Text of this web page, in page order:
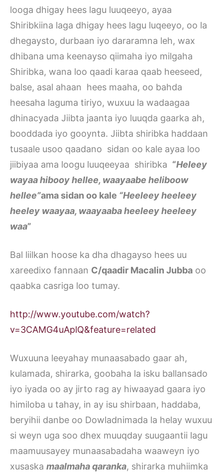
looga dhigay hees lagu luuqeeyo, ayaa
Shiribkiina laga dhigay hees lagu luqeeyo, oo la
dhegaysto, durbaan iyo dararamna leh, wax
dhibana uma keenayso qiimaha iyo milgaha
Shiribka, wana loo qaadi karaa qaab heeseed,
balse, asal ahaan hees maaha, oo bahda
heesaha laguma tiriyo, wuxuu la wadaagaa
dhinacyada Jiibta jaanta iyo luuqda gaarka ah,
booddada iyo gooynta. Jiibta shiribka haddaan
tusaale usoo qaadano sidan oo kale ayaa loo
jiibiyaa ama loogu luuqeeyaa shiribka “Heleey
wayaa hibooy hellee, waayaabe heliboow
hellee”ama sidan oo kale “Heeleey heeleey
heeley waayaa, waayaaba heeleey heeleey
waa”
Bal liilkan hoose ka dha dhagayso hees uu
xareedixo fannaan C/qaadir Macalin Jubba oo
qaabka casriga loo tumay.
http://www.youtube.com/watch?
v=3CAMG4uAplQ&feature=related
Wuxuuna leeyahay munaasabado gaar ah,
kulamada, shirarka, goobaha la isku ballansado
iyo iyada oo ay jirto rag ay hiwaayad gaara iyo
himiloba u tahay, in ay isu shirbaan, haddaba,
beryihii danbe oo Dowladnimada la helay wuxuu
si weyn uga soo dhex muuqday suugaantii lagu
maamuusayey munaasabadaha waaweyn iyo
xusaska maalmaha qaranka, shirarka muhiimka